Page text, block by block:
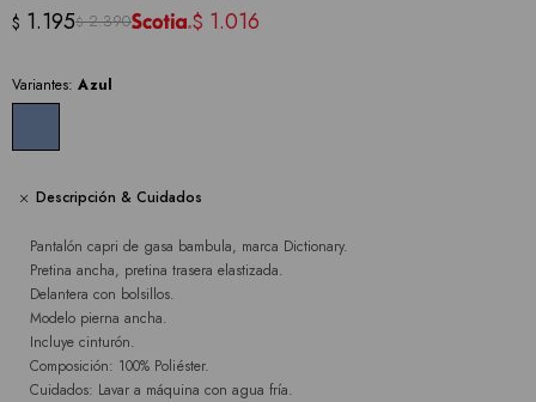
$ 1.195$ 2.390 $ 1.016
Variantes: Azul
Descripción & Cuidados
Pantalón capri de gasa bambula, marca Dictionary.
Pretina ancha, pretina trasera elastizada.
Delantera con bolsillos.
Modelo pierna ancha.
Incluye cinturón.
Composición: 100% Poliéster.
Cuidados: Lavar a máquina con agua fría.